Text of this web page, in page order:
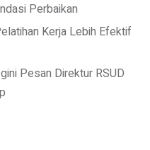
Perbaikan
Kerja Lebih Efektif
Pesan Direktur RSUD